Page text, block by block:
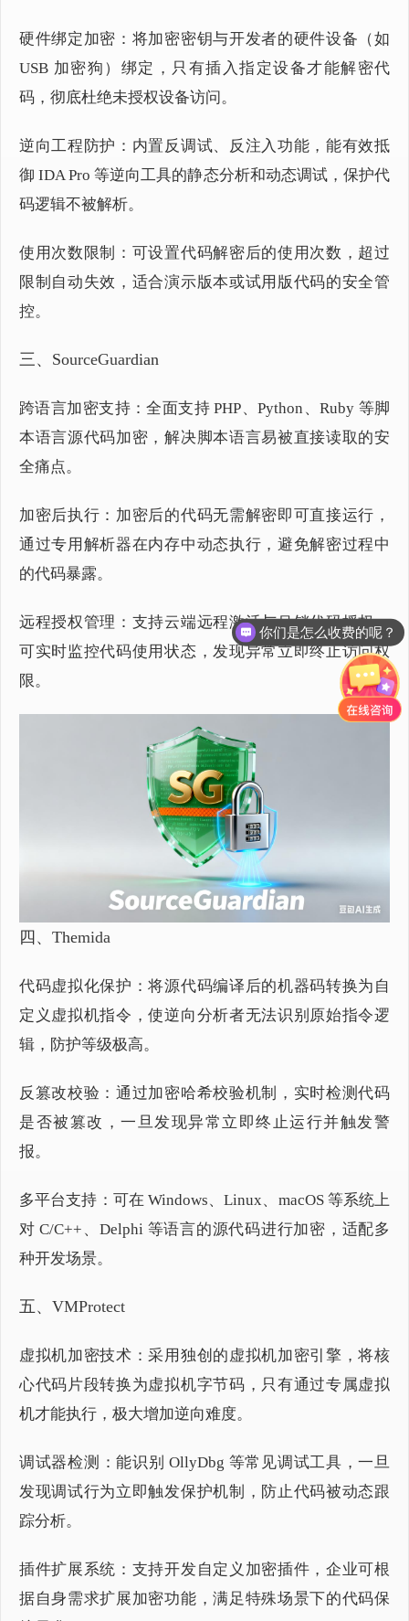
硬件绑定加密：将加密密钥与开发者的硬件设备（如
USB 加密狗）绑定，只有插入指定设备才能解密代
码，彻底杜绝未授权设备访问。
逆向工程防护：内置反调试、反注入功能，能有效抵
御 IDA Pro 等逆向工具的静态分析和动态调试，保护代
码逻辑不被解析。
使用次数限制：可设置代码解密后的使用次数，超过
限制自动失效，适合演示版本或试用版代码的安全管
控。
三、SourceGuardian
跨语言加密支持：全面支持 PHP、Python、Ruby 等脚
本语言源代码加密，解决脚本语言易被直接读取的安
全痛点。
加密后执行：加密后的代码无需解密即可直接运行，
通过专用解析器在内存中动态执行，避免解密过程中
的代码暴露。
远程授权管理：支持云端远程激活与吊销代码授权，
可实时监控代码使用状态，发现异常立即终止访问权
限。
四、Themida
代码虚拟化保护：将源代码编译后的机器码转换为自
定义虚拟机指令，使逆向分析者无法识别原始指令逻
辑，防护等级极高。
反篡改校验：通过加密哈希校验机制，实时检测代码
是否被篡改，一旦发现异常立即终止运行并触发警
报。
多平台支持：可在 Windows、Linux、macOS 等系统上
对 C/C++、Delphi 等语言的源代码进行加密，适配多
种开发场景。
五、VMProtect
虚拟机加密技术：采用独创的虚拟机加密引擎，将核
心代码片段转换为虚拟机字节码，只有通过专属虚拟
机才能执行，极大增加逆向难度。
调试器检测：能识别 OllyDbg 等常见调试工具，一旦
发现调试行为立即触发保护机制，防止代码被动态跟
踪分析。
插件扩展系统：支持开发自定义加密插件，企业可根
据自身需求扩展加密功能，满足特殊场景下的代码保
你们是怎么收费的呢？